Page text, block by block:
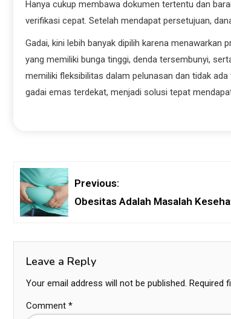
Hanya cukup membawa dokumen tertentu dan
verifikasi cepat. Setelah mendapat persetujuan,
Gadai, kini lebih banyak dipilih karena menawarkan
yang memiliki bunga tinggi, denda tersembunyi,
memiliki fleksibilitas dalam pelunasan dan tidak
gadai emas terdekat, menjadi solusi tepat
Previous:
Obesitas Adalah Masalah
Leave a Reply
Your email address will not be published. Required
Comment *